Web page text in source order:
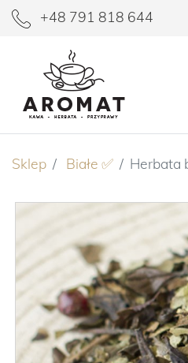
+48 791 818 644
Sklep Białe ✅ Herbata